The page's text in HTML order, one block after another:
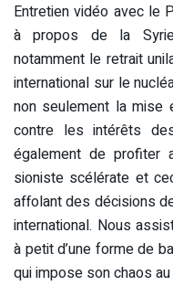
Entretien vidéo avec le
à propos de la
notamment le retrait
international sur le
non seulement la mise
contre les intérêts
également de profiter
sioniste scélérate et
affolant des décisions
international. Nous
à petit d’une forme de
qui impose son chaos